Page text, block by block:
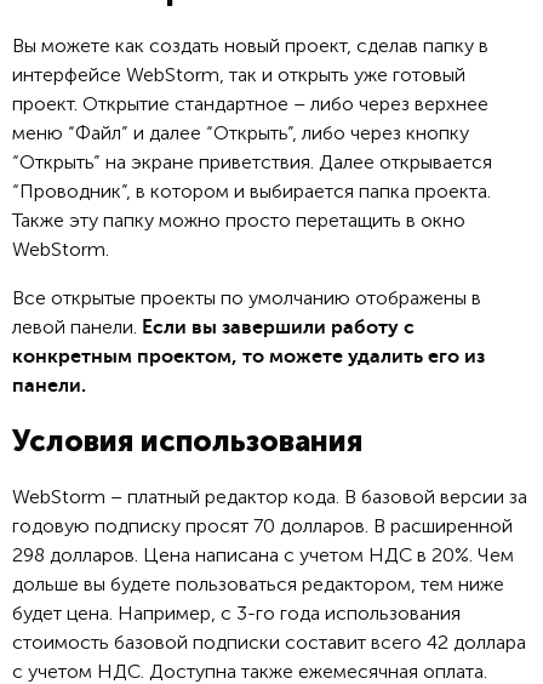
Вы можете как создать новый проект, сделав папку в
интерфейсе WebStorm, так и открыть уже готовый
проект. Открытие стандартное – либо через верхнее
меню “Файл” и далее “Открыть”, либо через кнопку
“Открыть” на экране приветствия. Далее открывается
“Проводник”, в котором и выбирается папка проекта.
Также эту папку можно просто перетащить в окно
WebStorm.
Все открытые проекты по умолчанию отображены в
левой панели. Если вы завершили работу с
конкретным проектом, то можете удалить его из
панели.
Условия использования
WebStorm – платный редактор кода. В базовой версии за
годовую подписку просят 70 долларов. В расширенной
298 долларов. Цена написана с учетом НДС в 20%. Чем
дольше вы будете пользоваться редактором, тем ниже
будет цена. Например, с 3-го года использования
стоимость базовой подписки составит всего 42 доллара
с учетом НДС. Доступна также ежемесячная оплата.